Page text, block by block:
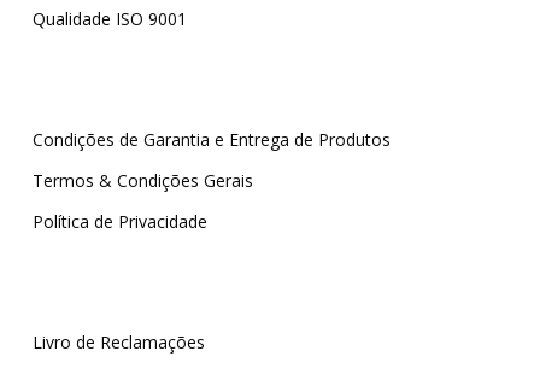
Qualidade ISO 9001
Condições de Garantia e Entrega de Produtos
Termos & Condições Gerais
Política de Privacidade
Livro de Reclamações